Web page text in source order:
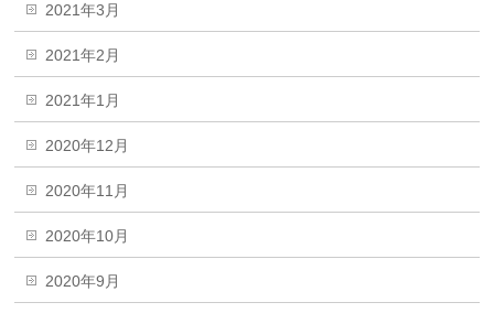
2021年3月
2021年2月
2021年1月
2020年12月
2020年11月
2020年10月
2020年9月